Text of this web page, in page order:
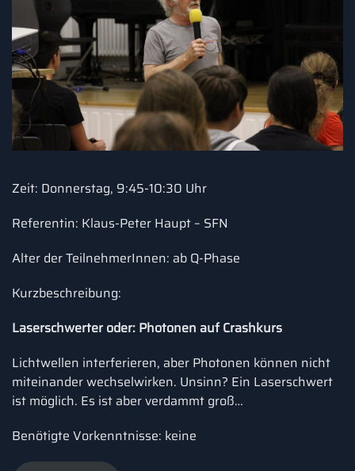
Zeit: Donnerstag, 9:45-10:30 Uhr
Referentin: Klaus-Peter Haupt – SFN
Alter der TeilnehmerInnen: ab Q-Phase
Kurzbeschreibung:
Laserschwerter oder: Photonen auf Crashkurs
Lichtwellen interferieren, aber Photonen können nicht
miteinander wechselwirken. Unsinn? Ein Laserschwert
ist möglich. Es ist aber verdammt groß…
Benötigte Vorkenntnisse: keine